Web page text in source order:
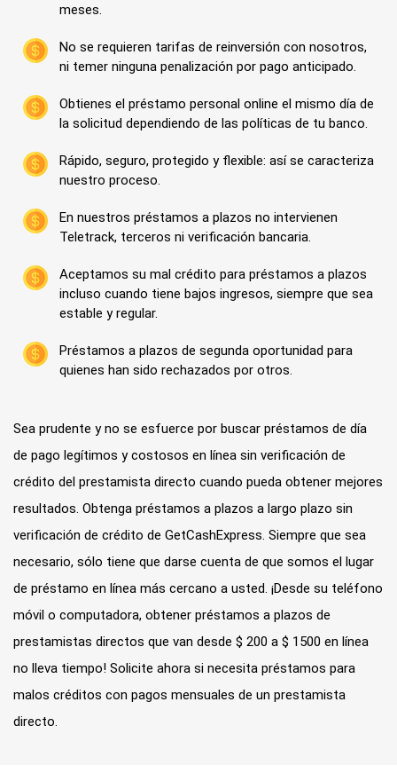
meses.
No se requieren tarifas de reinversión con nosotros,
ni temer ninguna penalización por pago anticipado.
Obtienes el préstamo personal online el mismo día de
la solicitud dependiendo de las políticas de tu banco.
Rápido, seguro, protegido y flexible: así se caracteriza
nuestro proceso.
En nuestros préstamos a plazos no intervienen
Teletrack, terceros ni verificación bancaria.
Aceptamos su mal crédito para préstamos a plazos
incluso cuando tiene bajos ingresos, siempre que sea
estable y regular.
Préstamos a plazos de segunda oportunidad para
quienes han sido rechazados por otros.
Sea prudente y no se esfuerce por buscar préstamos de día
de pago legítimos y costosos en línea sin verificación de
crédito del prestamista directo cuando pueda obtener mejores
resultados. Obtenga préstamos a plazos a largo plazo sin
verificación de crédito de GetCashExpress. Siempre que sea
necesario, sólo tiene que darse cuenta de que somos el lugar
de préstamo en línea más cercano a usted. ¡Desde su teléfono
móvil o computadora, obtener préstamos a plazos de
prestamistas directos que van desde $ 200 a $ 1500 en línea
no lleva tiempo! Solicite ahora si necesita préstamos para
malos créditos con pagos mensuales de un prestamista
directo.